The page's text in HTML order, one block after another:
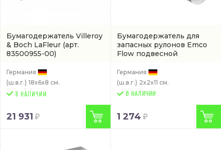
Бумагодержатель Villeroy
& Boch LaFleur (арт.
83500955-00)
Германия
(ш.в.г.) 18x6x8 см.
21 931
Бумагодержатель для
запасных рулонов Emco
Flow подвесной
Германия
(ш.в.г.) 2x2x11 см.
В НАЛИЧИИ
1 274